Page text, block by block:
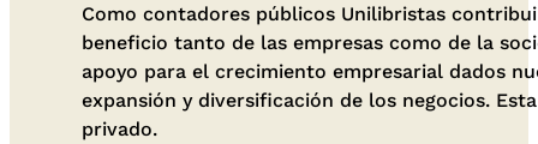
Como contadores públicos Unilibristas
beneficio tanto de las empresas como de la
apoyo para el crecimiento empresarial dados
expansión y diversificación de los negocios.
privado.